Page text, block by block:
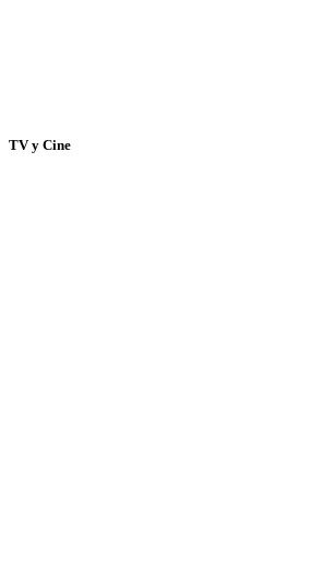
TV y Cine